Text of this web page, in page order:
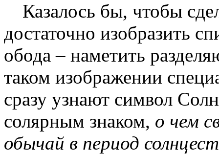
Казалось бы, чтобы
достаточно изобразить
обода – наметить
таком изображении
сразу узнают символ
солярным знаком, о чем
обычай в период